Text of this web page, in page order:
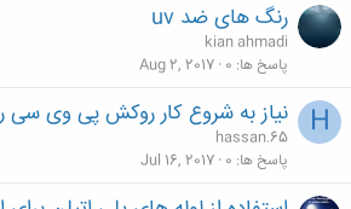
رنگ های ضد uv
kian ahmadi
پاسخ ها 0
Aug 2, 2017
H نیاز به شروع کار روکش پی وی سی
hassan.65
پاسخ ها 0
Jul 16, 2017